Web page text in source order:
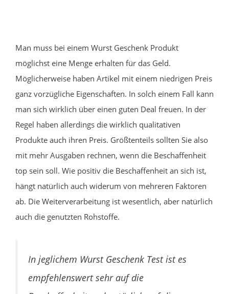
Man muss bei einem Wurst Geschenk Produkt
möglichst eine Menge erhalten für das Geld.
Möglicherweise haben Artikel mit einem niedrigen Preis
ganz vorzügliche Eigenschaften. In solch einem Fall kann
man sich wirklich über einen guten Deal freuen. In der
Regel haben allerdings die wirklich qualitativen
Produkte auch ihren Preis. Größtenteils sollten Sie also
mit mehr Ausgaben rechnen, wenn die Beschaffenheit
top sein soll. Wie positiv die Beschaffenheit an sich ist,
hängt natürlich auch widerum von mehreren Faktoren
ab. Die Weiterverarbeitung ist wesentlich, aber natürlich
auch die genutzten Rohstoffe.
In jeglichem Wurst Geschenk Test ist es
empfehlenswert sehr auf die